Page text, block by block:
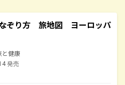
ぞり方 旅地図 ヨーロッパ
と健康
発売